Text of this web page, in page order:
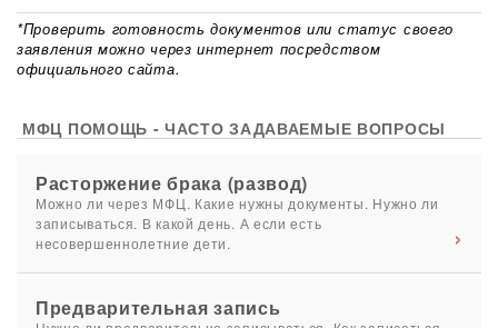
*Проверить готовность документов или статус своего
заявления можно через интернет посредством
официального сайта.
МФЦ ПОМОЩЬ - ЧАСТО ЗАДАВАЕМЫЕ ВОПРОСЫ
Расторжение брака (развод)
Можно ли через МФЦ. Какие нужны документы. Нужно ли
записываться. В какой день. А если есть
несовершеннолетние дети.
Предварительная запись